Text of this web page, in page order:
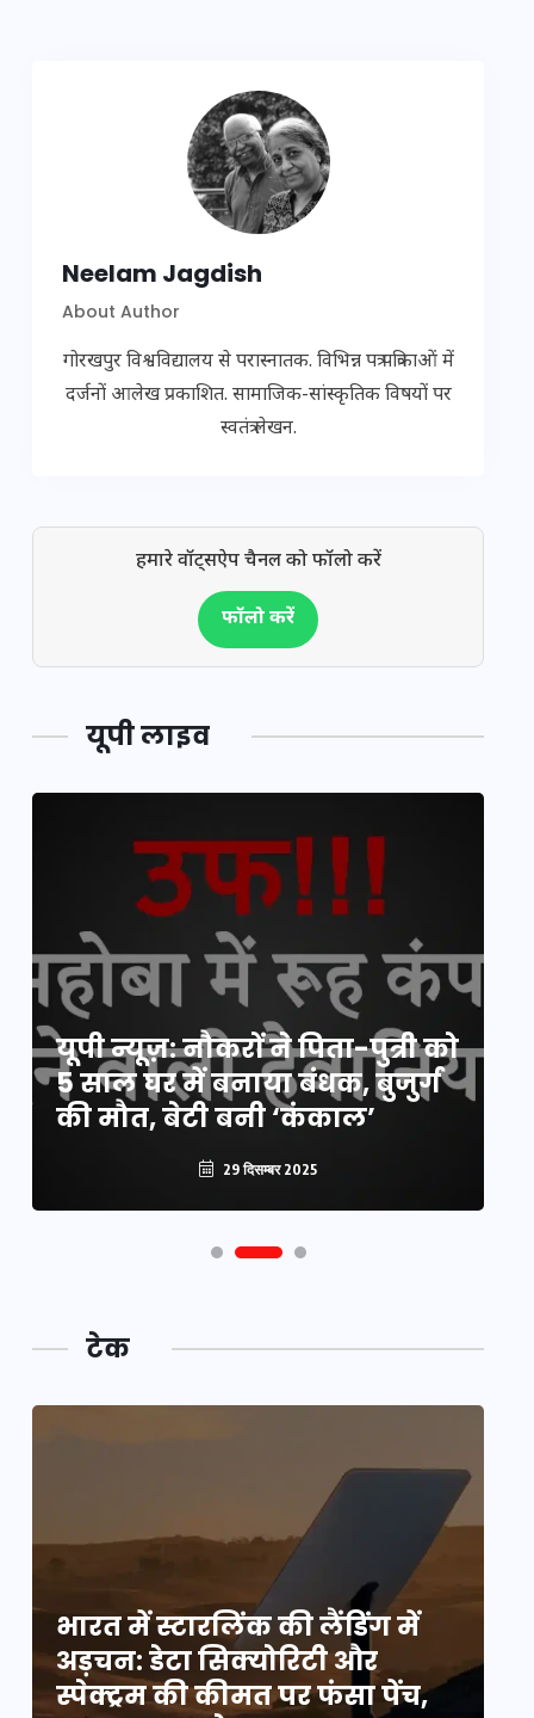
Neelam Jagdish
About Author
गोरखपुर विश्वविद्यालय से परास्नातक. विभिन्न पत्र पत्रिकाओं में
दर्जनों आलेख प्रकाशित. सामाजिक-सांस्कृतिक विषयों पर
स्वतंत्र लेखन.
हमारे वॉट्सऐप चैनल को फॉलो करें
फॉलो करें
यूपी लाइव
यूपी न्यूज़: नौकरों ने पिता-पुत्री को
5 साल घर में बनाया बंधक, बुजुर्ग
की मौत, बेटी बनी ‘कंकाल’
29 दिसम्बर 2025
टेक
भारत में स्टारलिंक की लैंडिंग में
अड़चन: डेटा सिक्योरिटी और
स्पेक्ट्रम की कीमत पर फंसा पेंच,